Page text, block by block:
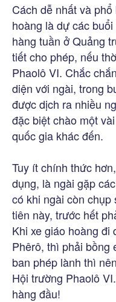
Cách dễ nhất và
hoàng là dự các
hàng tuần ở Quảng
tiết cho phép, nếu
Phaolô VI. Chắc
diện với ngài, trong
được dịch ra nhiều
đặc biệt chào một
quốc gia khác đến.
Tuy ít chính thức
dụng, là ngài gặp
có khi ngài còn
tiên này, trước hết
Khi xe giáo hoàng đi
Phêrô, thì phải bồng
ban phép lành thì
Hội trường Phaolô
hàng đầu!